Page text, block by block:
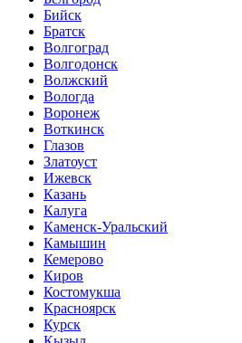
Бийск
Братск
Волгоград
Волгодонск
Волжский
Вологда
Воронеж
Воткинск
Глазов
Златоуст
Ижевск
Казань
Калуга
Каменск-Уральский
Камышин
Кемерово
Киров
Костомукша
Красноярск
Курск